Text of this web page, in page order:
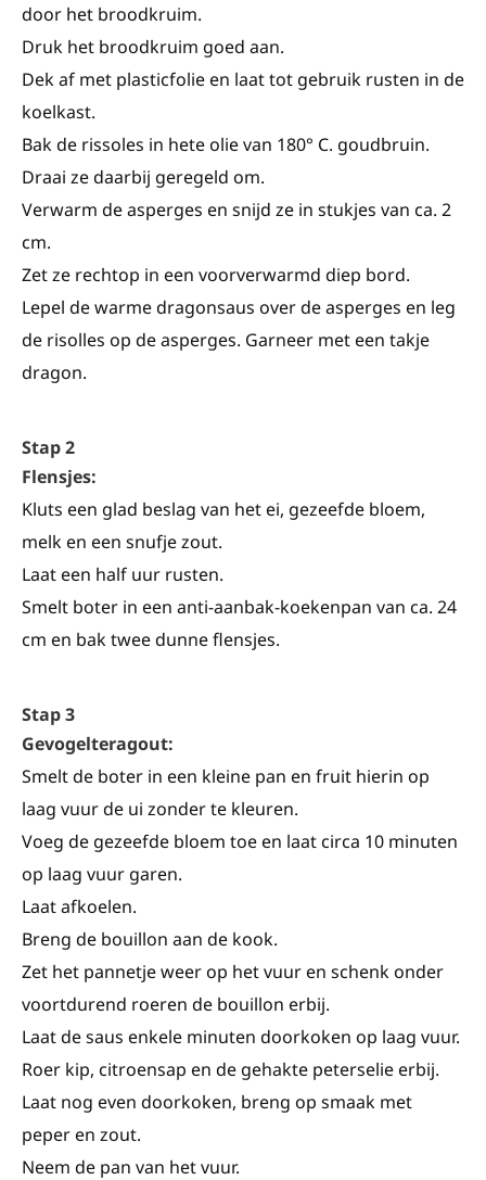
door het broodkruim.
Druk het broodkruim goed aan.
Dek af met plasticfolie en laat tot gebruik rusten in de
koelkast.
Bak de rissoles in hete olie van 180° C. goudbruin.
Draai ze daarbij geregeld om.
Verwarm de asperges en snijd ze in stukjes van ca. 2
cm.
Zet ze rechtop in een voorverwarmd diep bord.
Lepel de warme dragonsaus over de asperges en leg
de risolles op de asperges. Garneer met een takje
dragon.
Stap 2
Flensjes:
Kluts een glad beslag van het ei, gezeefde bloem,
melk en een snufje zout.
Laat een half uur rusten.
Smelt boter in een anti-aanbak-koekenpan van ca. 24
cm en bak twee dunne flensjes.
Stap 3
Gevogelteragout:
Smelt de boter in een kleine pan en fruit hierin op
laag vuur de ui zonder te kleuren.
Voeg de gezeefde bloem toe en laat circa 10 minuten
op laag vuur garen.
Laat afkoelen.
Breng de bouillon aan de kook.
Zet het pannetje weer op het vuur en schenk onder
voortdurend roeren de bouillon erbij.
Laat de saus enkele minuten doorkoken op laag vuur.
Roer kip, citroensap en de gehakte peterselie erbij.
Laat nog even doorkoken, breng op smaak met
peper en zout.
Neem de pan van het vuur.